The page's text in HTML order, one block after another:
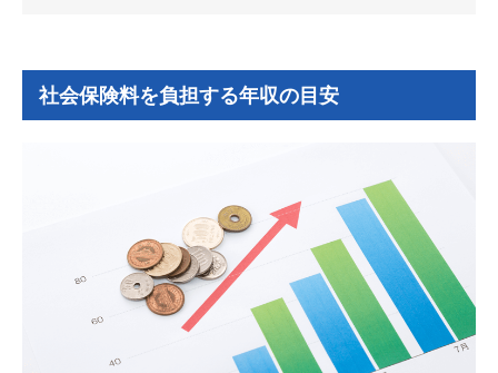
社会保険料を負担する年収の目安